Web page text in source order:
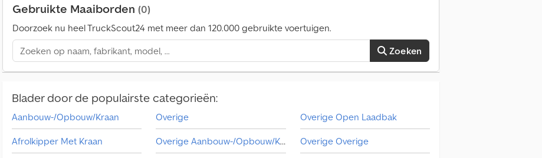
Gebruikte Maaiborden (0)
Doorzoek nu heel TruckScout24 met meer dan 120.000 gebruikte voertuigen.
Zoeken
Blader door de populairste categorieën:
Aanbouw-/Opbouw/Kraan
Afrolkipper Met Kraan
Overige
Overige Aanbouw-/Opbouw/Kraan
Overige Open Laadbak
Overige Overige